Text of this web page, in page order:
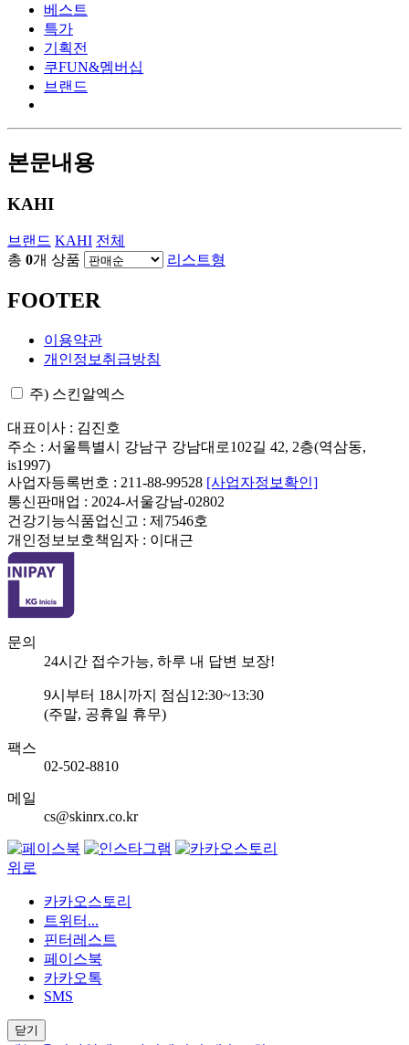
베스트
특가
기획전
쿠FUN&멤버십
브랜드
본문내용
KAHI
브랜드 KAHI 전체
총 0개 상품 리스트형
FOOTER
이용약관
개인정보취급방침
주) 스킨알엑스
대표이사 : 김진호
주소 : 서울특별시 강남구 강남대로102길 42, 2층(역삼동,
is1997)
사업자등록번호 : 211-88-99528 [사업자정보확인]
통신판매업 : 2024-서울강남-02802
건강기능식품업신고 : 제7546호
개인정보보호책임자 : 이대근
문의
24시간 접수가능, 하루 내 답변 보장!
9시부터 18시까지 점심12:30~13:30
(주말, 공휴일 휴무)
팩스
02-502-8810
메일
cs@skinrx.co.kr
위로
카카오스토리
트위터...
핀터레스트
페이스북
카카오톡
SMS
닫기